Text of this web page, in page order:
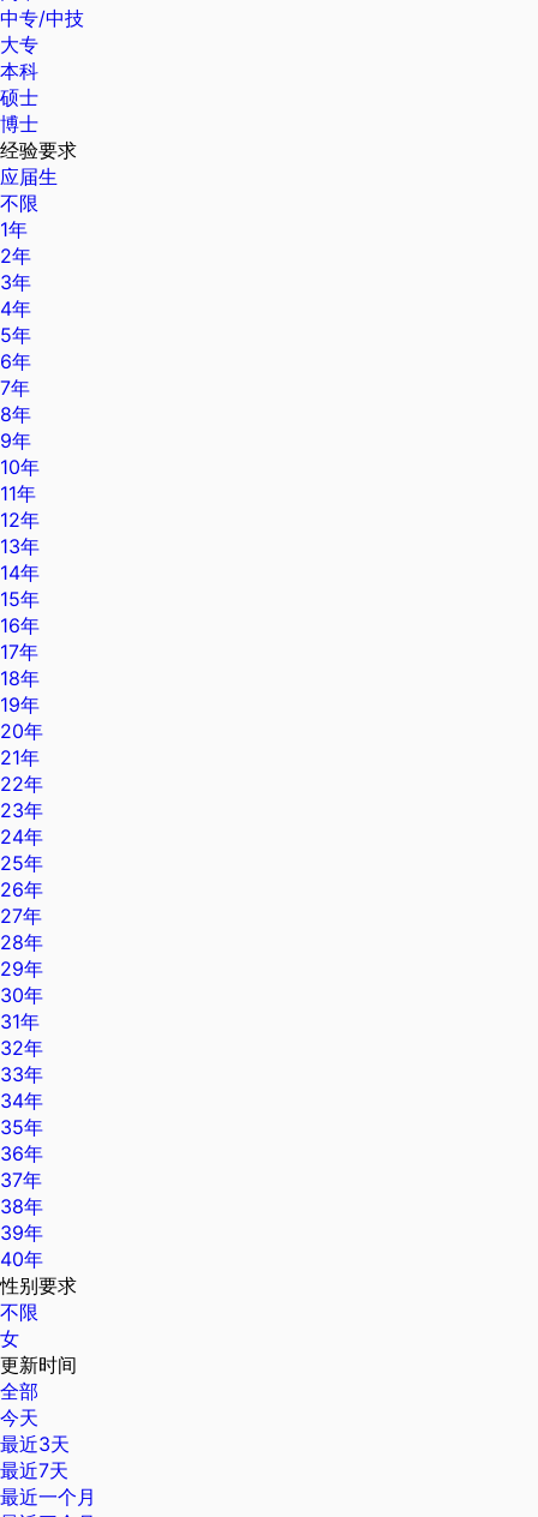
中专/中技
大专
本科
硕士
博士
经验要求
应届生
不限
1年
2年
3年
4年
5年
6年
7年
8年
9年
10年
11年
12年
13年
14年
15年
16年
17年
18年
19年
20年
21年
22年
23年
24年
25年
26年
27年
28年
29年
30年
31年
32年
33年
34年
35年
36年
37年
38年
39年
40年
性别要求
不限
女
更新时间
全部
今天
最近3天
最近7天
最近一个月